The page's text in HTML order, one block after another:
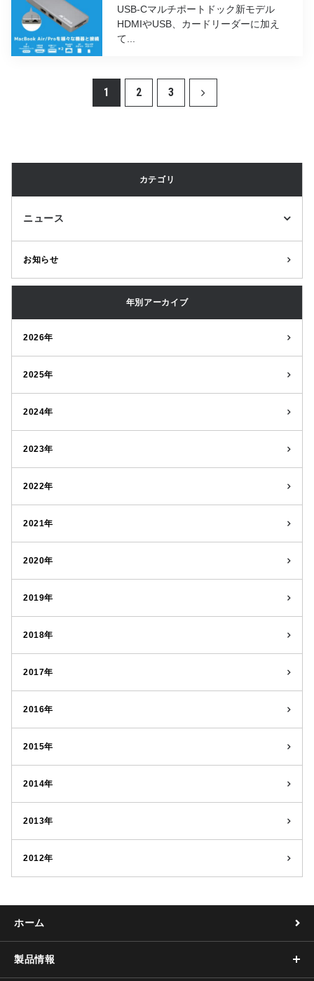
USB-Cマルチポートドック新モデル
HDMIやUSB、カードリーダーに加え
て...
1 2 3
カテゴリ
ニュース
お知らせ
年別アーカイブ
2026年
2025年
2024年
2023年
2022年
2021年
2020年
2019年
2018年
2017年
2016年
2015年
2014年
2013年
2012年
ホーム
製品情報